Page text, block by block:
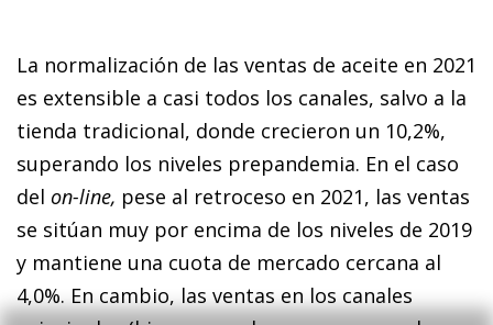
La normalización de las ventas de aceite en 2021
es extensible a casi todos los canales, salvo a la
tienda tradicional, donde crecieron un 10,2%,
superando los niveles prepandemia. En el caso
del on-line, pese al retroceso en 2021, las ventas
se sitúan muy por encima de los niveles de 2019
y mantiene una cuota de mercado cercana al
4,0%. En cambio, las ventas en los canales